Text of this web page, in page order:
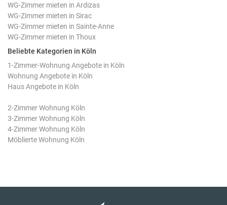
WG-Zimmer mieten in Ardizas
WG-Zimmer mieten in Sirac
WG-Zimmer mieten in Sainte-Anne
WG-Zimmer mieten in Thoux
Beliebte Kategorien in Köln
1-Zimmer-Wohnung Angebote in Köln
Wohnung Angebote in Köln
Haus Angebote in Köln
2-Zimmer Wohnung Köln
3-Zimmer Wohnung Köln
4-Zimmer Wohnung Köln
Möblierte Wohnung Köln